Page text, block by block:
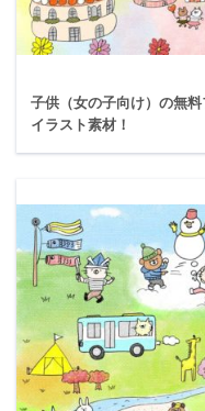
子供（女の子向け）の無
イラスト素材！